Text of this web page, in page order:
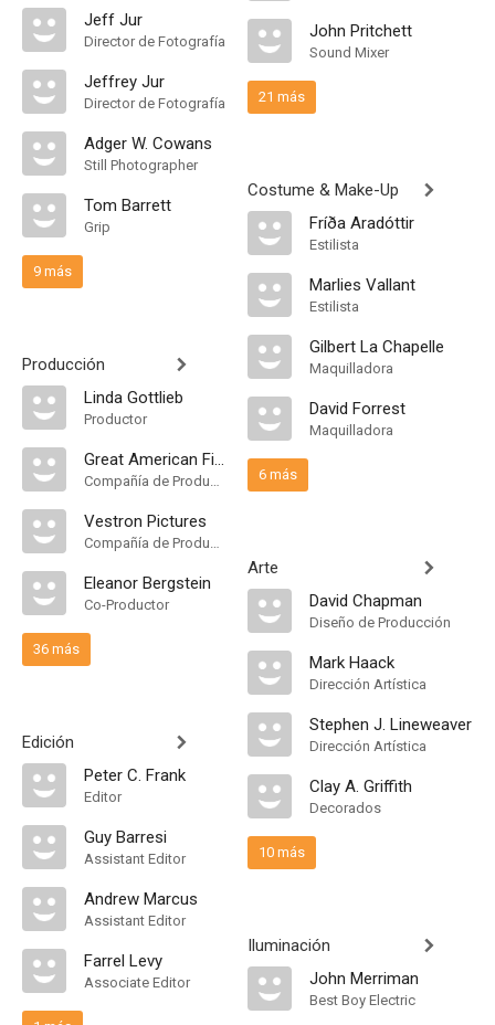
Jeff Jur
Director de Fotografía
Jeffrey Jur
Director de Fotografía
Adger W. Cowans
Still Photographer
Tom Barrett
Grip
9 más
Producción
Linda Gottlieb
Productor
Great American Films Limited Partnership
Compañía de Produccion
Vestron Pictures
Compañía de Produccion
Eleanor Bergstein
Co-Productor
36 más
Edición
Peter C. Frank
Editor
Guy Barresi
Assistant Editor
Andrew Marcus
Assistant Editor
Farrel Levy
Associate Editor
John Pritchett
Sound Mixer
21 más
Costume & Make-Up
Fríða Aradóttir
Estilista
Marlies Vallant
Estilista
Gilbert La Chapelle
Maquilladora
David Forrest
Maquilladora
6 más
Arte
David Chapman
Diseño de Producción
Mark Haack
Dirección Artística
Stephen J. Lineweaver
Dirección Artística
Clay A. Griffith
Decorados
10 más
Iluminación
John Merriman
Best Boy Electric